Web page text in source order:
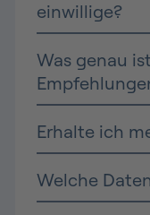
einwillige?
Was genau
Erhalte ich
Welche